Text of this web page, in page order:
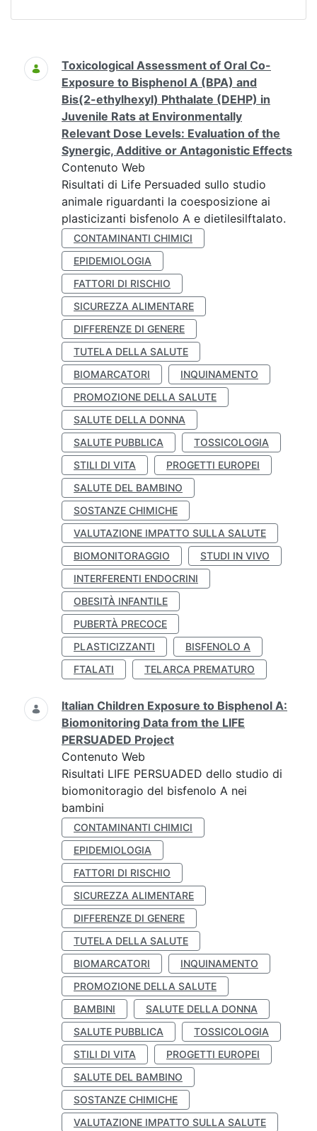
Ricerca
Toxicological Assessment of Oral Co-
Exposure to Bisphenol A (BPA) and
Bis(2-ethylhexyl) Phthalate (DEHP) in
Juvenile Rats at Environmentally
Relevant Dose Levels: Evaluation of the
Synergic, Additive or Antagonistic Effects
Contenuto Web
Risultati di Life Persuaded sullo studio
animale riguardanti la coesposizione ai
plasticizanti bisfenolo A e dietilesilftalato.
CONTAMINANTI CHIMICI
EPIDEMIOLOGIA
FATTORI DI RISCHIO
SICUREZZA ALIMENTARE
DIFFERENZE DI GENERE
TUTELA DELLA SALUTE
BIOMARCATORI
INQUINAMENTO
PROMOZIONE DELLA SALUTE
SALUTE DELLA DONNA
SALUTE PUBBLICA
TOSSICOLOGIA
STILI DI VITA
PROGETTI EUROPEI
SALUTE DEL BAMBINO
SOSTANZE CHIMICHE
VALUTAZIONE IMPATTO SULLA SALUTE
BIOMONITORAGGIO
STUDI IN VIVO
INTERFERENTI ENDOCRINI
OBESITÀ INFANTILE
PUBERTÀ PRECOCE
PLASTICIZZANTI
BISFENOLO A
FTALATI
TELARCA PREMATURO
Italian Children Exposure to Bisphenol A:
Biomonitoring Data from the LIFE
PERSUADED Project
Contenuto Web
Risultati LIFE PERSUADED dello studio di
biomonitoragio del bisfenolo A nei
bambini
CONTAMINANTI CHIMICI
EPIDEMIOLOGIA
FATTORI DI RISCHIO
SICUREZZA ALIMENTARE
DIFFERENZE DI GENERE
TUTELA DELLA SALUTE
BIOMARCATORI
INQUINAMENTO
PROMOZIONE DELLA SALUTE
BAMBINI
SALUTE DELLA DONNA
SALUTE PUBBLICA
TOSSICOLOGIA
STILI DI VITA
PROGETTI EUROPEI
SALUTE DEL BAMBINO
SOSTANZE CHIMICHE
VALUTAZIONE IMPATTO SULLA SALUTE